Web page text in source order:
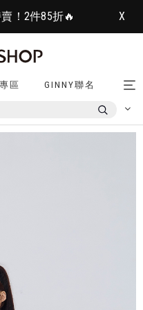
賣！2件85折🔥 X
區 GINNY聯名